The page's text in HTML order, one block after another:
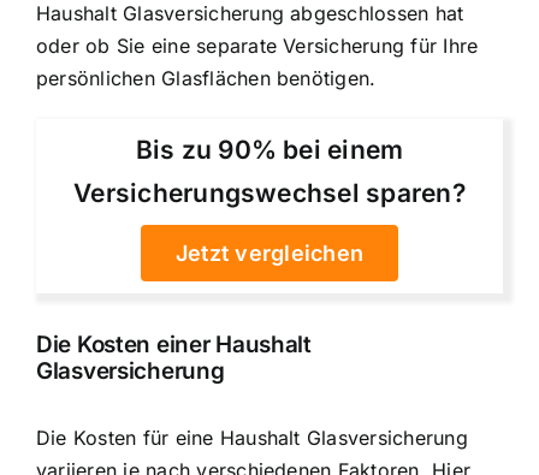
Haushalt Glasversicherung abgeschlossen hat
oder ob Sie eine separate Versicherung für Ihre
persönlichen Glasflächen benötigen.
Bis zu 90% bei einem
Versicherungswechsel sparen?
Jetzt vergleichen
Die Kosten einer Haushalt
Glasversicherung
Die Kosten für eine Haushalt Glasversicherung